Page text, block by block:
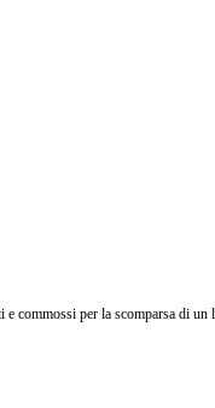
commossi per la scomparsa di